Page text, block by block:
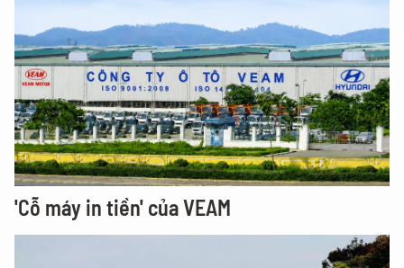
'Cỗ máy in tiền' của VEAM